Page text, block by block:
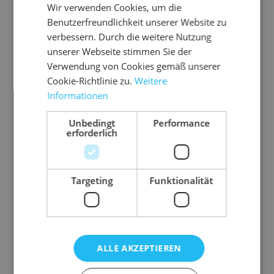
Anwendungsbereic
h
Rollwagen
ausrüsten,
Ladungssicherung
LKW, Mehrweg
Ausführung
Rolle
Farbe
Stärke
4 mm
Gewicht
3600 g
Ähnliche Artikel
Wir verwenden Cookies, um die
Benutzerfreundlichkeit unserer Website zu
verbessern. Durch die weitere Nutzung
unserer Webseite stimmen Sie der
Verwendung von Cookies gemäß unserer
Cookie-Richtlinie zu.Weitere
Informationen
Unbedingt
erforderlich
Performance
Targeting Funktionalität
ALLE AKZEPTIEREN